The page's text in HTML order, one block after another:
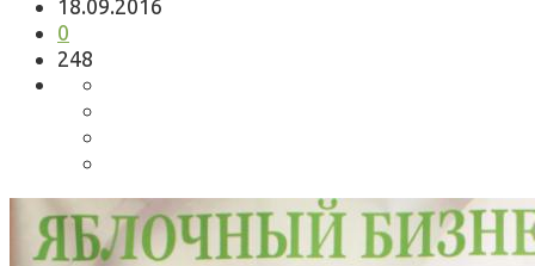
18.09.2016
0
248